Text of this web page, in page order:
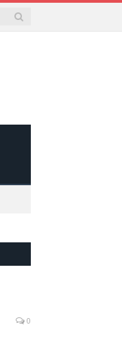
0